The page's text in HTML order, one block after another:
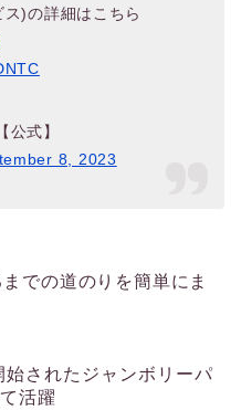
)の詳細はこちら
式】
8, 2023
での道のりを簡単にま
されたジャンボリーパ
活躍